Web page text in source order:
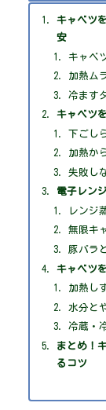
キャベツ
安
キャベ
加熱ム
冷ます
キャベツ
下ごし
加熱か
失敗し
電子レン
レンジ
無限キ
豚バラ
キャベツ
加熱し
水分と
冷蔵・
まとめ！
るコツ